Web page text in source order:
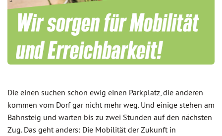
Die einen suchen schon ewig einen Parkplatz, die anderen
kommen vom Dorf gar nicht mehr weg. Und einige stehen am
Bahnsteig und warten bis zu zwei Stunden auf den nächsten
Zug. Das geht anders: Die Mobilität der Zukunft in